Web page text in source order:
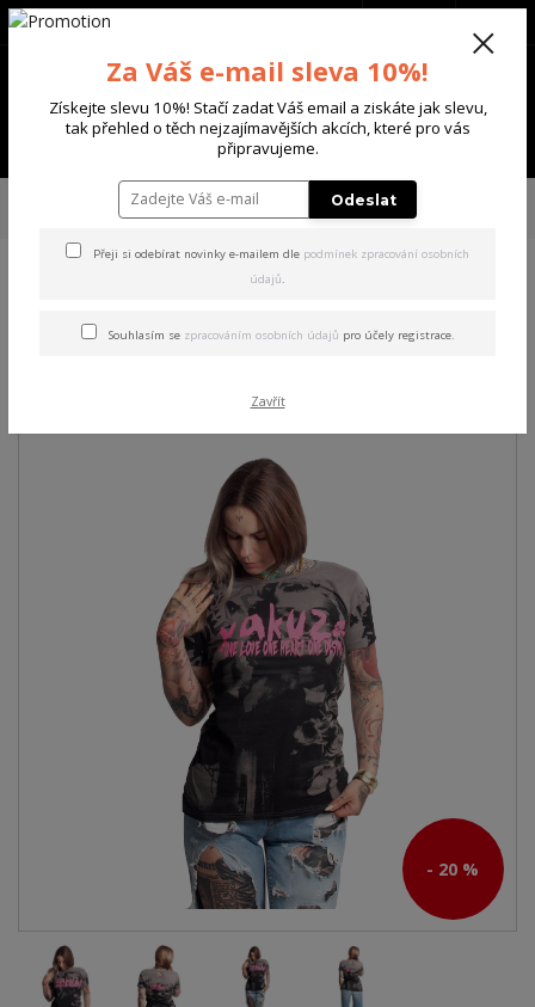
Menu
+420 702 136 620
TRIČKA & TÍLKA
Yakuza dámské tílko Destiny Long Tail
Long Tail T-Shirt
- 20 %
Za Váš e-mail sleva 10%!
Získejte slevu 10%! Stačí zadat Váš email a ziskáte jak slevu,
tak přehled o těch nejzajímavějších akcích, které pro vás
připravujeme.
Odeslat
Přeji si odebírat novinky e-mailem dle podmínek zpracování osobních
údajů.
Souhlasím se zpracováním osobních údajů pro účely registrace.
Zavřít